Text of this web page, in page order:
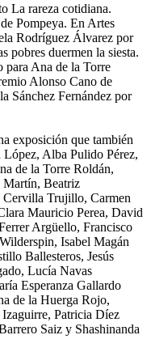
La rareza cotidiana.
Pompeya. En Artes
Rodríguez Álvarez por
pobres duermen la siesta.
para Ana de la Torre
Alonso Cano de
Sánchez Fernández por
exposición que también
Alba Pulido Pérez,
de la Torre Roldán,
Martín, Beatriz
Trujillo, Carmen
Mauricio Perea, David
Argüello, Francisco
Isabel Magán
Ballesteros, Jesús
Lucía Navas
Esperanza Gallardo
de la Huerga Rojo,
Patricia Díez
Saiz y Shashinanda